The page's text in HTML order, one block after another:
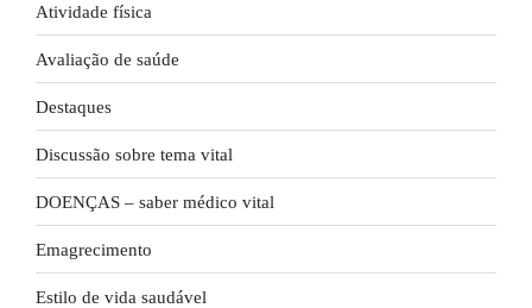
Atividade física
Avaliação de saúde
Destaques
Discussão sobre tema vital
DOENÇAS – saber médico vital
Emagrecimento
Estilo de vida saudável